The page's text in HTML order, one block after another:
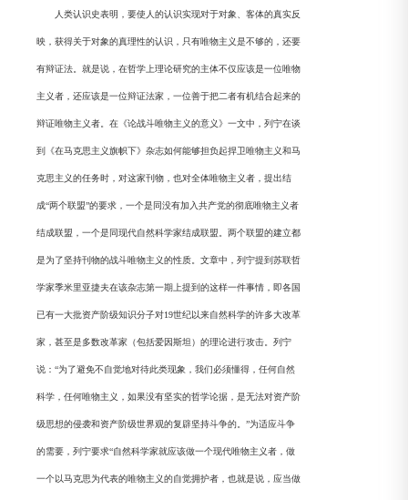
人类认识史表明，要使人的认识实现对于对象、客体的真实反
映，获得关于对象的真理性的认识，只有唯物主义是不够的，还要
有辩证法。就是说，在哲学上理论研究的主体不仅应该是一位唯物
主义者，还应该是一位辩证法家，一位善于把二者有机结合起来的
辩证唯物主义者。在《论战斗唯物主义的意义》一文中，列宁在谈
到《在马克思主义旗帜下》杂志如何能够担负起捍卫唯物主义和马
克思主义的任务时，对这家刊物，也对全体唯物主义者，提出结
成“两个联盟”的要求，一个是同没有加入共产党的彻底唯物主义者
结成联盟，一个是同现代自然科学家结成联盟。两个联盟的建立都
是为了坚持刊物的战斗唯物主义的性质。文章中，列宁提到苏联哲
学家季米里亚捷夫在该杂志第一期上提到的这样一件事情，即各国
已有一大批资产阶级知识分子对19世纪以来自然科学的许多大改革
家，甚至是多数改革家（包括爱因斯坦）的理论进行攻击。列宁
说：“为了避免不自觉地对待此类现象，我们必须懂得，任何自然
科学，任何唯物主义，如果没有坚实的哲学论据，是无法对资产阶
级思想的侵袭和资产阶级世界观的复辟坚持斗争的。”为适应斗争
的需要，列宁要求“自然科学家就应该做一个现代唯物主义者，做
一个以马克思为代表的唯物主义的自觉拥护者，也就是说，应当做